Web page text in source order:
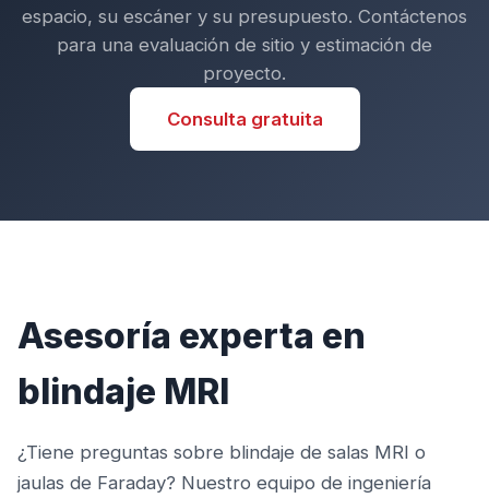
espacio, su escáner y su presupuesto. Contáctenos
para una evaluación de sitio y estimación de
proyecto.
Consulta gratuita
Asesoría experta en
blindaje MRI
¿Tiene preguntas sobre blindaje de salas MRI o
jaulas de Faraday? Nuestro equipo de ingeniería